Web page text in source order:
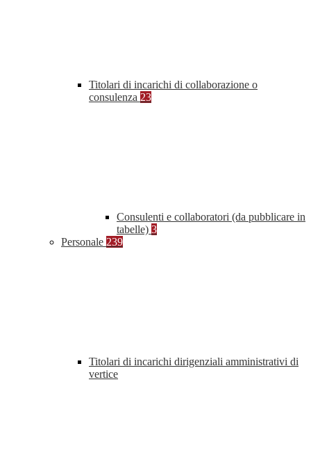
Titolari di incarichi di collaborazione o
consulenza 23
Consulenti e collaboratori (da pubblicare in
tabelle) 3
Personale 239
Titolari di incarichi dirigenziali amministrativi di
vertice